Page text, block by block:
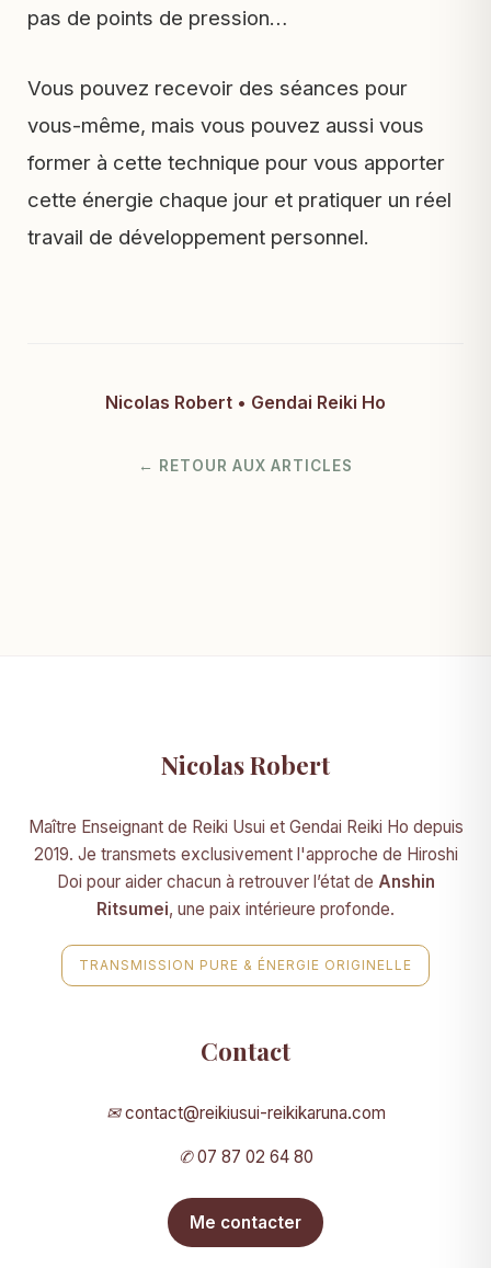
pas de points de pression…
Vous pouvez recevoir des séances pour
vous-même, mais vous pouvez aussi vous
former à cette technique pour vous apporter
cette énergie chaque jour et pratiquer un réel
travail de développement personnel.
Nicolas Robert • Gendai Reiki Ho
← RETOUR AUX ARTICLES
Nicolas Robert
Maître Enseignant de Reiki Usui et Gendai Reiki Ho depuis
2019. Je transmets exclusivement l'approche de Hiroshi
Doi pour aider chacun à retrouver l’état de Anshin
Ritsumei, une paix intérieure profonde.
TRANSMISSION PURE & ÉNERGIE ORIGINELLE
Contact
✉ contact@reikiusui-reikikaruna.com
✆ 07 87 02 64 80
Me contacter